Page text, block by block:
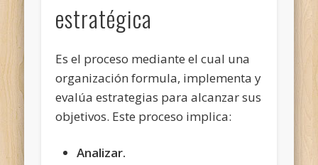
estratégica
Es el proceso mediante el cual una
organización formula, implementa y
evalúa estrategias para alcanzar sus
objetivos. Este proceso implica:
Analizar.